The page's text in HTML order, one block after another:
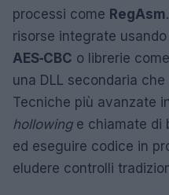
processi come RegAsm
risorse integrate
AES‑CBC o librerie come
una DLL secondaria
Tecniche più avanzate
hollowinge chiamate di
ed eseguire codice in
eludere controlli